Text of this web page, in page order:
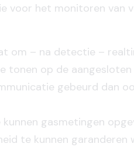
voor het monitoren van
om – na detectie –
tonen op de aangesloten
gebeurd dan
gasmetingen
te kunnen garanderen